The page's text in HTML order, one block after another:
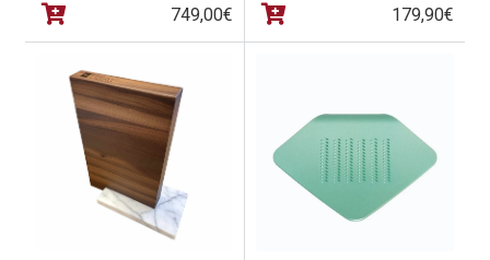
749,00€ 179,90€